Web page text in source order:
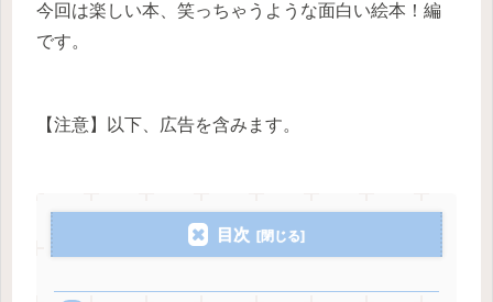
今回は楽しい本、笑っちゃうような面白い絵本！編
です。
【注意】以下、広告を含みます。
目次